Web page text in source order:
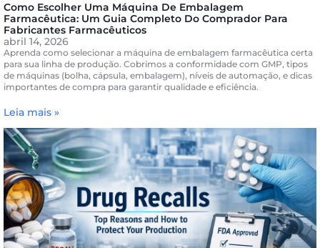
Como Escolher Uma Máquina De Embalagem
Farmacêutica: Um Guia Completo Do Comprador Para
Fabricantes Farmacêuticos
abril 14, 2026
Aprenda como selecionar a máquina de embalagem farmacêutica certa
para sua linha de produção. Cobrimos a conformidade com GMP, tipos
de máquinas (bolha, cápsula, embalagem), níveis de automação, e dicas
importantes de compra para garantir qualidade e eficiência.
Leia mais »